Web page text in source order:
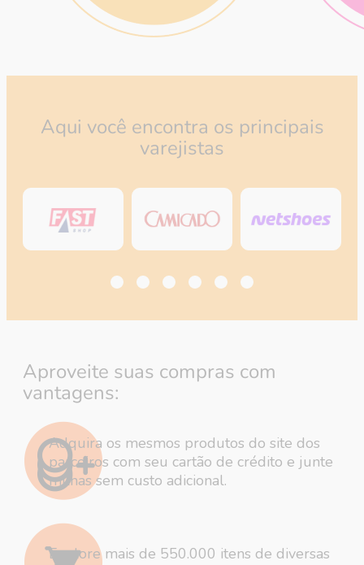
Aqui você encontra os principais
varejistas
Aproveite suas compras com
vantagens:
Adquira os mesmos produtos do site dos
parceiros com seu cartão de crédito e junte
milhas sem custo adicional.
Explore mais de 550.000 itens de diversas